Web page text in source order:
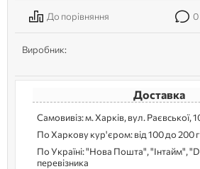
До порівняння 0
Виробник:
Доставка
Самовивіз: м. Харків, вул. Раєвської,
По Харкову кур'єром: від 100 до 200
По Україні: "Нова Пошта", "Інтайм",
перевізника